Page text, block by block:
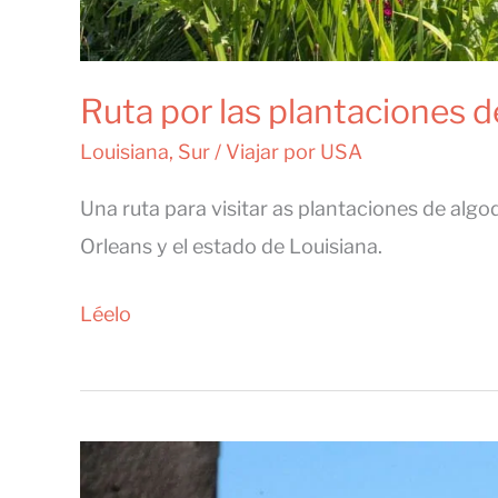
Ruta por las plantaciones
Louisiana, Sur / Viajar por USA
Una ruta para visitar as plantaciones de
Orleans y el estado de Louisiana.
Ruta
las
Léelo